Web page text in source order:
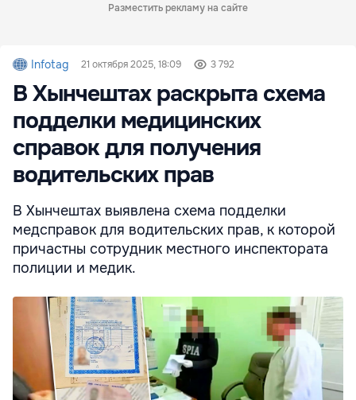
Разместить рекламу на сайте
Infotag 21 октября 2025, 18:09 3 792
В Хынчештах раскрыта схема
подделки медицинских
справок для получения
водительских прав
В Хынчештах выявлена схема подделки
медсправок для водительских прав, к которой
причастны сотрудник местного инспектората
полиции и медик.